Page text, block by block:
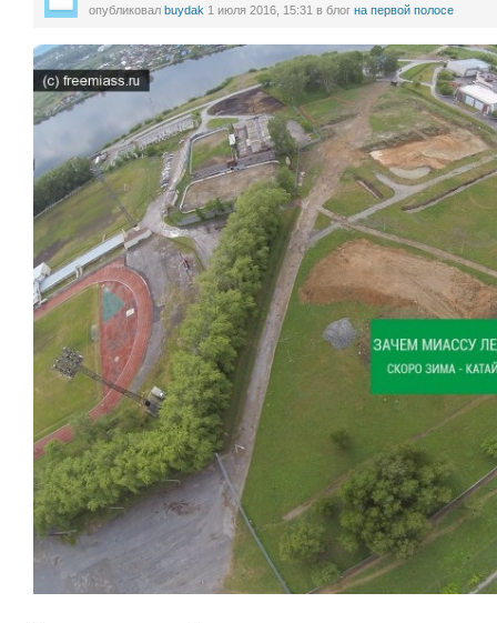
опубликовал buydak 1 июля 2016, 15:31 в блог на первой полосе